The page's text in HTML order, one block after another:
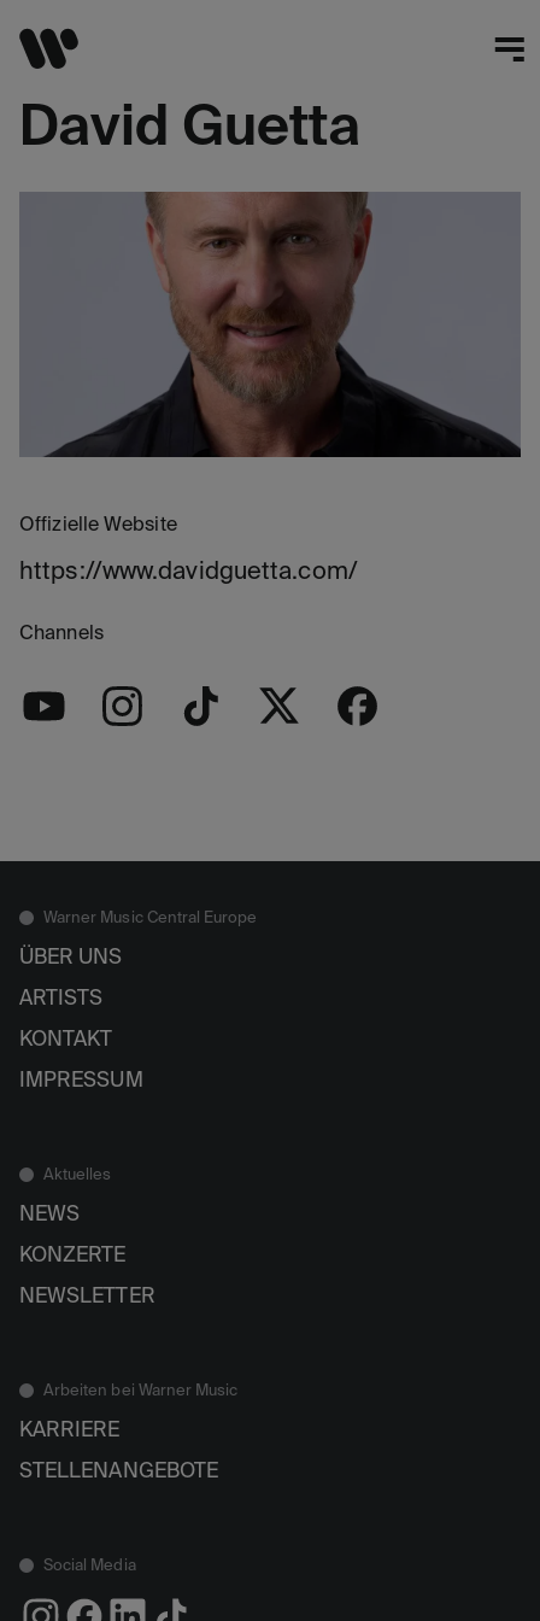
David Guetta
Offizielle Website
https://www.davidguetta.com/
Channels
Warner Music Central Europe
ÜBER UNS
ARTISTS
KONTAKT
IMPRESSUM
Aktuelles
NEWS
KONZERTE
NEWSLETTER
Arbeiten bei Warner Music
KARRIERE
STELLENANGEBOTE
Social Media